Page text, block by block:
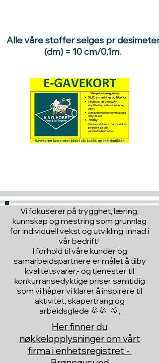
Alle våre stoffer selges pr desimeter
(dm) = 10 cm/0,1m.
Vi fokuserer på trygghet, læring,
kunnskap og mestring som grunnlag
for individuell vekst og utvikling, innad i
vår bedrift!
I forhold til våre kunder og
samarbeidspartnere er målet å tilby
kvalitetsvarer,- og tjenester til
konkurransedyktige priser samtidig
som vi håper vi klarer å inspirere til
aktivitet, skapertrang,og
arbeidsglede 🌞🌞 🌞,
Her finner du
nøkkelopplysninger om vårt
firma i enhetsregistret -